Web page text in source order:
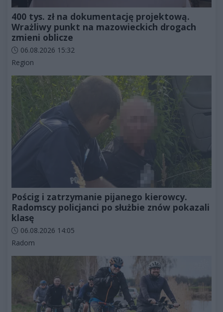
400 tys. zł na dokumentację projektową.
Wrażliwy punkt na mazowieckich drogach
zmieni oblicze
Data dodania artykułu:
06.08.2026 15:32
Kategorie artykułu:
Region
Pościg i zatrzymanie pijanego kierowcy.
Radomscy policjanci po służbie znów pokazali
klasę
Data dodania artykułu:
06.08.2026 14:05
Kategorie artykułu:
Radom